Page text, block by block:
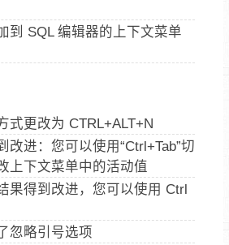
到 SQL 编辑器的上下文菜单
式更改为 CTRL+ALT+N
改进：您可以使用“Ctrl+Tab”切
上下文菜单中的活动值
果得到改进，您可以使用 Ctrl
忽略引号选项